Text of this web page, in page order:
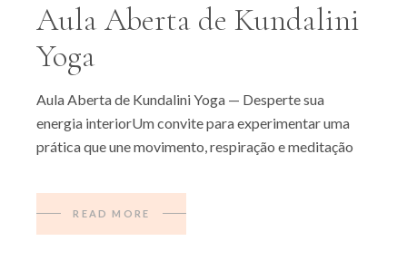
Aula Aberta de Kundalini
Yoga
Aula Aberta de Kundalini Yoga — Desperte sua
energia interiorUm convite para experimentar uma
prática que une movimento, respiração e meditação
READ MORE